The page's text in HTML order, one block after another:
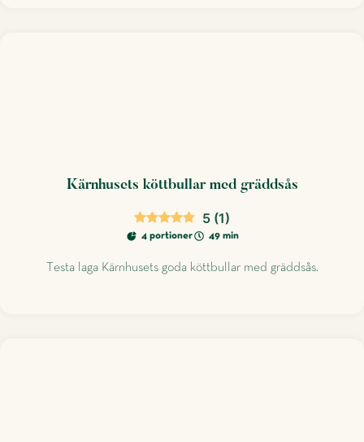
Kärnhusets köttbullar med gräddsås
5 (1)
4 portioner 49 min
Testa laga Kärnhusets goda köttbullar med gräddsås.